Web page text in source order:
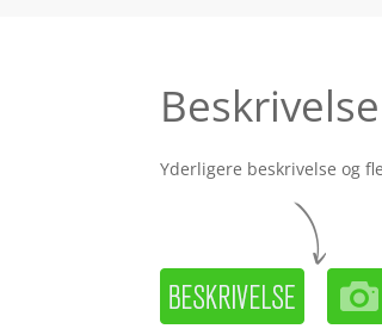
Beskrivelse
Yderligere beskrivelse og